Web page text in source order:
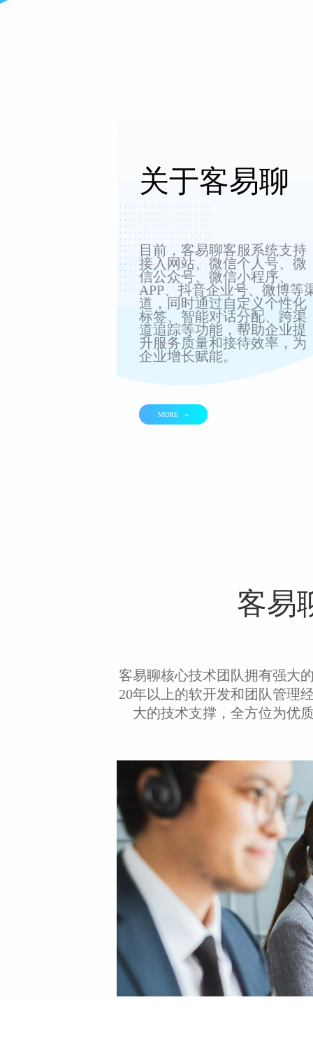
关于客易聊
目前，客易聊客服系统支持
接入网站、微信个人号、微
信公众号、微信小程序、
APP、抖音企业号、微博等
道，同时通过自定义个性化
标签、智能对话分配、跨渠
道追踪等功能，帮助企业提
升服务质量和接待效率，为
企业增长赋能。
MORE ››
客易
客易聊核心技术团队拥有强大
20年以上的软开发和团队管理
大的技术支撑，全方位为优